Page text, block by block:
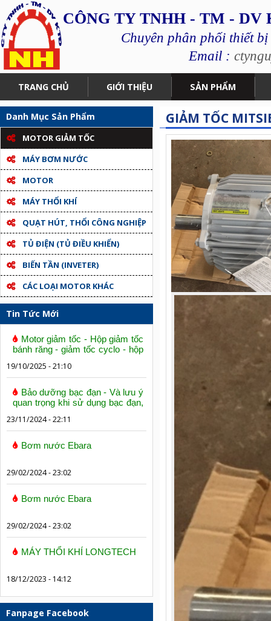
CÔNG TY TNHH - TM -
Chuyên phân phối thiết
Email :
TRANG CHỦ GIỚI THIỆU SẢN PHẨM
Danh Mục Sản Phẩm
MOTOR GIẢM TỐC
MÁY BƠM NƯỚC
MOTOR
MÁY THỔI KHÍ
QUẠT HÚT, THỔI CÔNG NGHIỆP
TỦ ĐIỆN (TỦ ĐIỀU KHIỂN)
BIẾN TẦN (INVETER)
CÁC LOẠI MOTOR KHÁC
Tin Tức Mới
Motor giảm tốc - Hộp giảm tốc
bánh răng - giảm tốc cyclo - hộp
19/10/2025 - 21:10
Bảo dưỡng bạc đạn - Và lưu ý
quan trọng khi sử dụng bạc đạn,
23/11/2024 - 22:11
Bơm nước Ebara
29/02/2024 - 23:02
Bơm nước Ebara
29/02/2024 - 23:02
MÁY THỔI KHÍ LONGTECH
18/12/2023 - 14:12
Fanpage Facebook
GIẢM TỐC